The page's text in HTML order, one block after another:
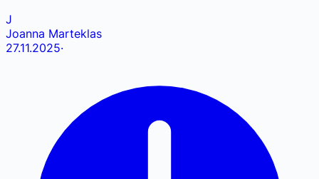
J
Joanna Marteklas
27.11.2025·